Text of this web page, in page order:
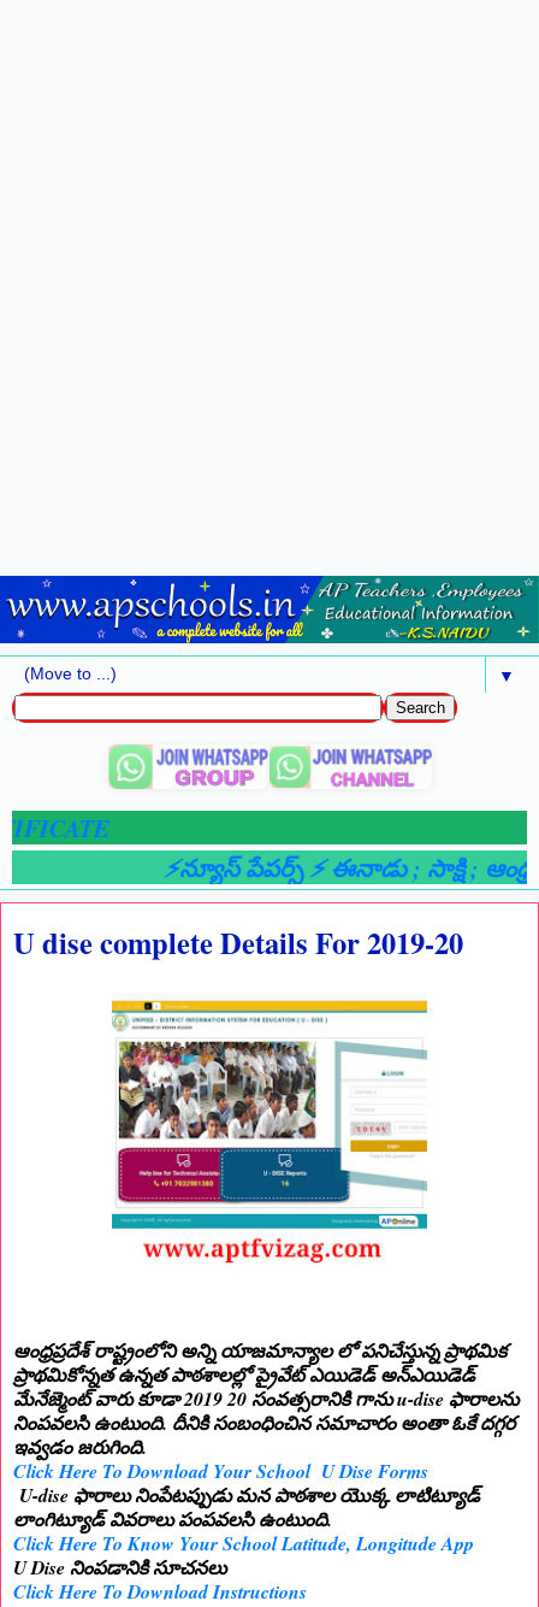
▼
⚡న్యూస్ పేపర్స్ ⚡ ఈనాడు; సాక్షి;
U dise complete Details For 2019-20
ఆంధ్రప్రదేశ్ రాష్ట్రంలోని అన్ని యాజమాన్యాల లో పనిచేస్తున్న ప్రాథమిక
ప్రాథమికోన్నత ఉన్నత పాఠశాలల్లో ప్రైవేట్ ఎయిడెడ్ అన్ఎయిడెడ్
మేనేజ్మెంట్ వారు కూడా 2019 20 సంవత్సరానికి గాను u-dise ఫారాలను
నింపవలసి ఉంటుంది. దీనికి సంబంధించిన సమాచారం అంతా ఓకే దగ్గర
ఇవ్వడం జరుగింది.
Click Here To Download Your School U Dise Forms
U-dise ఫారాలు నింపేటప్పుడు మన పాఠశాల యొక్క లాటిట్యూడ్
లాంగిట్యూడ్ వివరాలు పంపవలసి ఉంటుంది.
Click Here To Know Your School Latitude, Longitude App
U Dise నింపడానికి సూచనలు
Click Here To Download Instructions